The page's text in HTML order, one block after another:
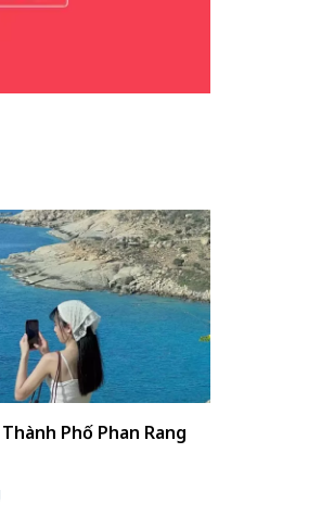
Phố Phan Rang